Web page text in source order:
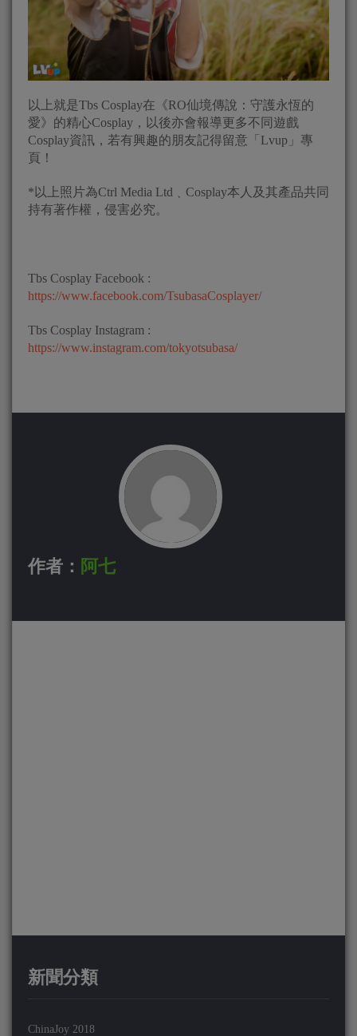
以上就是Tbs Cosplay在《RO仙境傳說：守護永恆的
愛》的精心Cosplay，以後亦會報導更多不同遊戲
Cosplay資訊，若有興趣的朋友記得留意「Lvup」專
頁！
*以上照片為Ctrl Media Ltd﹑Cosplay本人及其產品共同
持有著作權，侵害必究。
Tbs Cosplay Facebook :
https://www.facebook.com/TsubasaCosplayer/
Tbs Cosplay Instagram :
https://www.instagram.com/tokyotsubasa/
作者： 阿七
新聞分類
ChinaJoy 2018